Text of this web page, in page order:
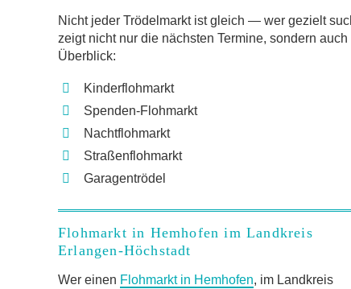
Nicht jeder Trödelmarkt ist gleich — wer gezielt
zeigt nicht nur die nächsten Termine, sondern
Überblick:
Kinderflohmarkt
Spenden-Flohmarkt
Nachtflohmarkt
Straßenflohmarkt
Garagentrödel
Flohmarkt in Hemhofen im Landkreis
Erlangen-Höchstadt
Wer einen Flohmarkt in Hemhofen, im Landkreis